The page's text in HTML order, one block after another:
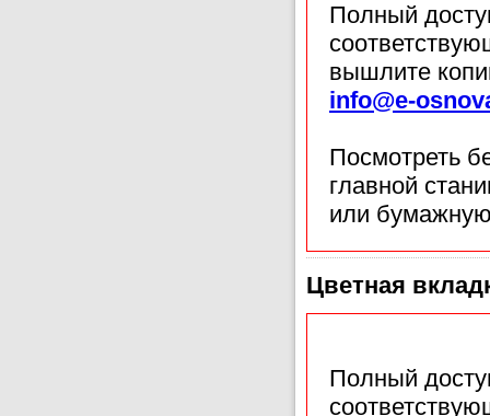
Полный
вышлите
info@e-
Посмотреть
главной
или
Цветная
Полный